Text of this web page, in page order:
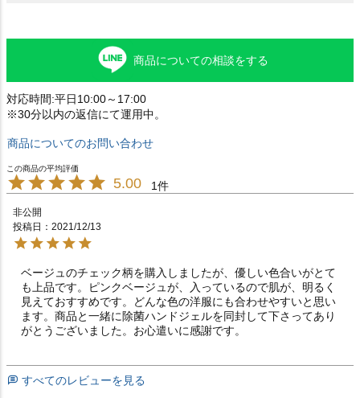
商品についての相談をする
対応時間:平日10:00～17:00
※30分以内の返信にて運用中。
商品についてのお問い合わせ
5.00 1
非公開
投稿日
2021/12/13
ベージュのチェック柄を購入しましたが、優しい色合いがとて
も上品です。ピンクベージュが、入っているので肌が、明るく
見えておすすめです。どんな色の洋服にも合わせやすいと思い
ます。商品と一緒に除菌ハンドジェルを同封して下さってあり
がとうございました。お心遣いに感謝です。
すべてのレビューを見る